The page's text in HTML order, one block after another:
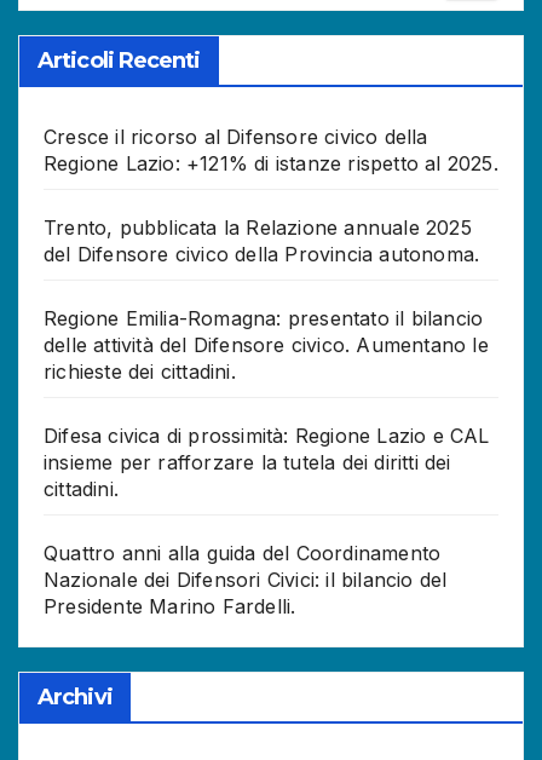
Articoli Recenti
Cresce il ricorso al Difensore civico della
Regione Lazio: +121% di istanze rispetto al 2025.
Trento, pubblicata la Relazione annuale 2025
del Difensore civico della Provincia autonoma.
Regione Emilia-Romagna: presentato il bilancio
delle attività del Difensore civico. Aumentano le
richieste dei cittadini.
Difesa civica di prossimità: Regione Lazio e CAL
insieme per rafforzare la tutela dei diritti dei
cittadini.
Quattro anni alla guida del Coordinamento
Nazionale dei Difensori Civici: il bilancio del
Presidente Marino Fardelli.
Archivi